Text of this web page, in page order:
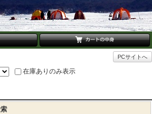
PCサイトへ
在庫ありのみ表示